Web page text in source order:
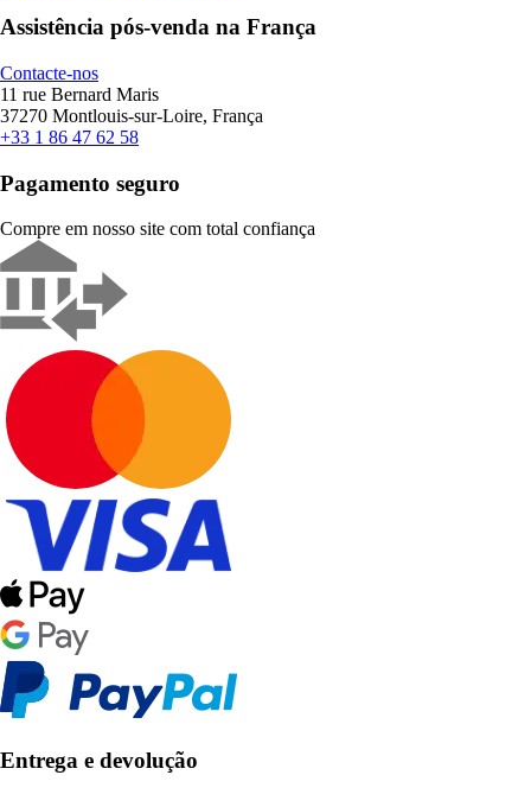
Assistência pós-venda na França
Contacte-nos
11 rue Bernard Maris
37270 Montlouis-sur-Loire, França
+33 1 86 47 62 58
Pagamento seguro
Compre em nosso site com total confiança
Entrega e devolução